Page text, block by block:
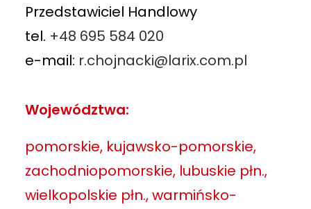
Przedstawiciel Handlowy
tel. +48 695 584 020
e-mail: r.chojnacki@larix.com.pl
Województwa:
pomorskie, kujawsko-pomorskie,
zachodniopomorskie, lubuskie płn.,
wielkopolskie płn., warmińsko-